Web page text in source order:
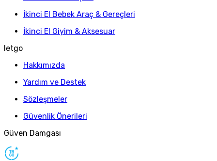
İkinci El Bebek Araç & Gereçleri
İkinci El Giyim & Aksesuar
letgo
Hakkımızda
Yardım ve Destek
Sözleşmeler
Güvenlik Önerileri
Güven Damgası